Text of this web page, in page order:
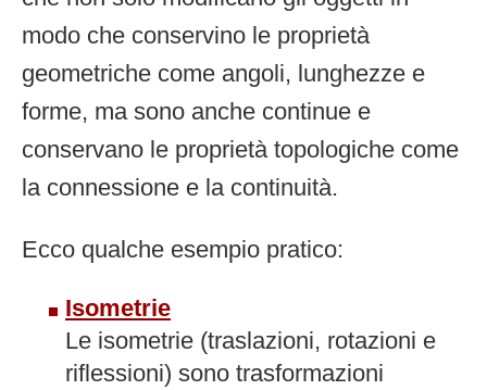
modo che conservino le proprietà
geometriche come angoli, lunghezze e
forme, ma sono anche continue e
conservano le proprietà topologiche come
la connessione e la continuità.
Ecco qualche esempio pratico:
Isometrie
Le isometrie (traslazioni, rotazioni e
riflessioni) sono trasformazioni